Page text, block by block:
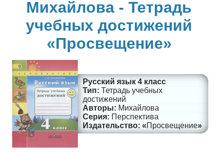
Михайлова - Тетрадь
учебных достижений
«Просвещение»
Русский язык 4 класс
Тетрадь учебных
достижений
Михайлова
Перспектива
Просвещение